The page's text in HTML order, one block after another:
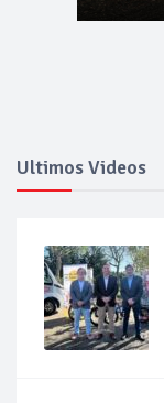
Ultimos Videos